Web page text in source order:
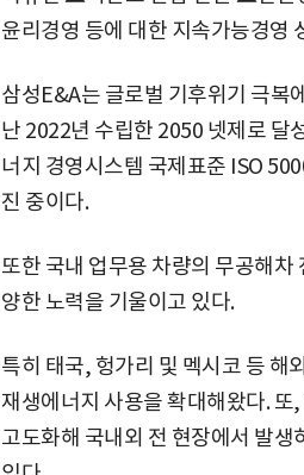
윤리경영 등에 대한 지속가능경영
삼성E&A는 글로벌 기후위기 극복
난 2022년 수립한 2050 넷제로 달
너지 경영시스템 국제표준 ISO
진 중이다.
또한 국내 업무용 차량의 무공해
양한 노력을 기울이고 있다.
특히 태국, 헝가리 및 멕시코 등 해
재생에너지 사용을 확대해왔다.
고도화해 국내외 전 현장에서 발